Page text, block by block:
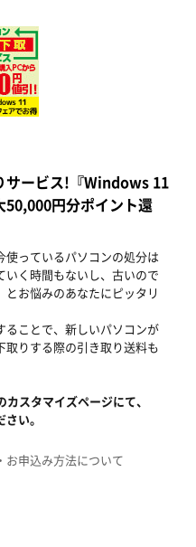
サービス!『Windows 11
円分ポイント還
使っているパソコンの処分は
いく時間もないし、古いので
お悩みのあなたにピッタリ
ことで、新しいパソコンが
りする際の引き取り送料も
スタマイズページにて、
い。
お申込み方法について